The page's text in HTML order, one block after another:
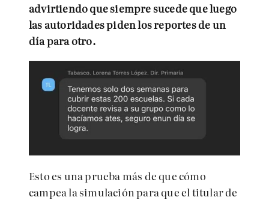
advirtiendo que siempre sucede que luego
las autoridades piden los reportes de un
día para otro.
Esto es una prueba más de que cómo
campea la simulación para que el titular de